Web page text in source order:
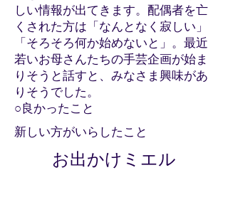
しい情報が出てきます。配偶者を亡
くされた方は「なんとなく寂しい」
「そろそろ何か始めないと」。最近
若いお母さんたちの手芸企画が始ま
りそうと話すと、みなさま興味があ
りそうでした。
○良かったこと
新しい方がいらしたこと
お出かけミエル